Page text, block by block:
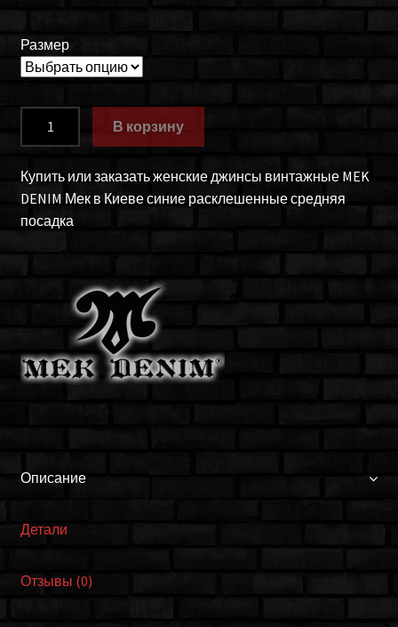
Размер
женские
Mek
Denim
В корзину
Купить или заказать женские джинсы винтажные MEK
DENIM Мек в Киеве синие расклешенные средняя
посадка
Описание
Детали
Отзывы (0)